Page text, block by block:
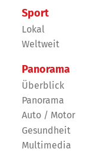
Sport
Lokal
Weltweit
Panorama
Überblick
Panorama
Auto / Motor
Gesundheit
Multimedia